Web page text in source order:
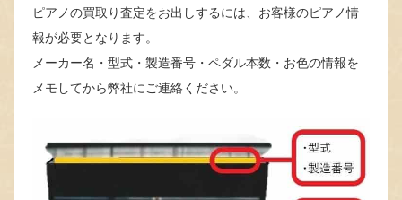
ピアノの買取り査定をお出しするには、お客様のピアノ情
報が必要となります。
メーカー名・型式・製造番号・ペダル本数・お色の情報を
メモしてから弊社にご連絡ください。